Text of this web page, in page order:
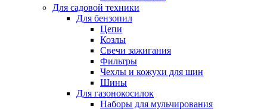
Для садовой техники
Для бензопил
Цепи
Козлы
Свечи зажигания
Фильтры
Чехлы и кожухи для шин
Шины
Для газонокосилок
Наборы для мульчирования